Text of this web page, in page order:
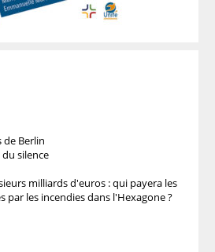
de Berlin
silence
milliards d'euros : qui payera les
par les incendies dans l'Hexagone ?